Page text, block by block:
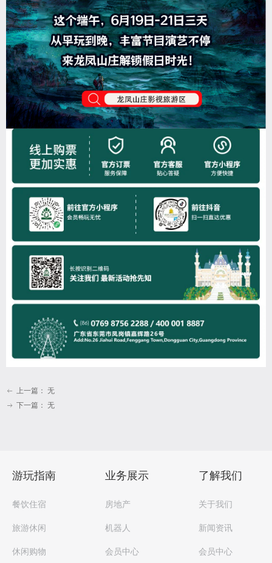
ꂃ 上一篇： 无
ꁹ 下一篇： 无
游玩指南
餐饮住宿
旅游休闲
休闲购物
房地产
机器人
会员中心
业务展示
关于我们
新闻资讯
会员中心
了解我们